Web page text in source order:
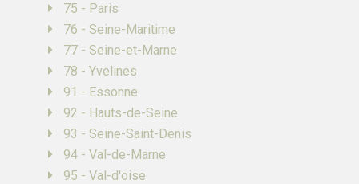
75 - Paris
76 - Seine-Maritime
77 - Seine-et-Marne
78 - Yvelines
91 - Essonne
92 - Hauts-de-Seine
93 - Seine-Saint-Denis
94 - Val-de-Marne
95 - Val-d'oise